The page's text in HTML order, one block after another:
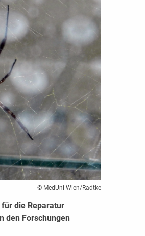
© MedUni Wien/Radtke
die Reparatur
den Forschungen